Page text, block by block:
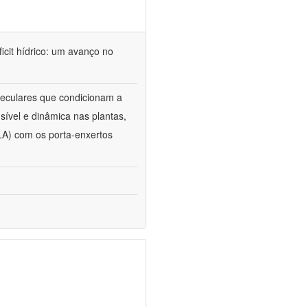
hídrico: um avanço no
que condicionam a
e dinâmica nas plantas,
com os porta-enxertos